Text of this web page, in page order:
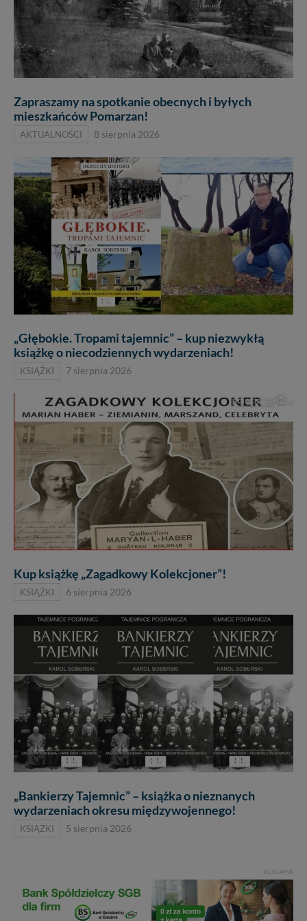
Zapraszamy na spotkanie obecnych i byłych
mieszkańców Pomarzan!
AKTUALNOŚCI 8 sierpnia 2026
„Głębokie. Tropami tajemnic” – kup niezwykłą
książkę o niecodziennych wydarzeniach!
KSIĄŻKI 7 sierpnia 2026
Kup książkę „Zagadkowy Kolekcjoner”!
KSIĄŻKI 6 sierpnia 2026
„Bankierzy Tajemnic” – książka o nieznanych
wydarzeniach okresu międzywojennego!
KSIĄŻKI 5 sierpnia 2026
REKLAMA